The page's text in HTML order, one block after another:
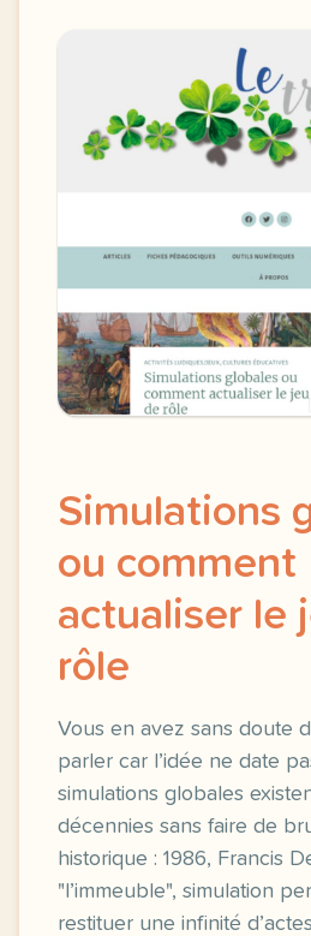
Simulations
ou comment
actualiser le
rôle
Vous en avez sans doute
parler car l’idée ne date
simulations globales
décennies sans faire de
historique : 1986, Francis
"l’immeuble", simulation
restituer une infinité